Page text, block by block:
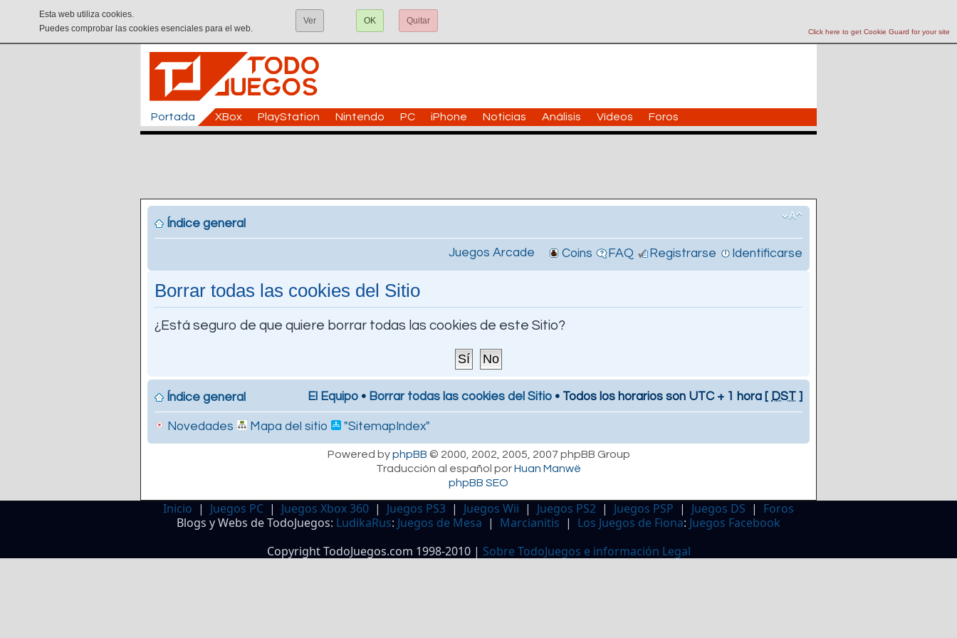
Click here to get Cookie Guard for your site
Esta web utiliza cookies.
Puedes comprobar las cookies esenciales para el web.
Ver OK Quitar
Portada XBox PlayStation Nintendo PC iPhone Noticias Análisis Vídeos Foros
Índice general
Juegos Arcade Coins FAQ Registrarse Identificarse
Borrar todas las cookies del Sitio
¿Está seguro de que quiere borrar todas las cookies de este Sitio?
Índice general El Equipo • Borrar todas las cookies del Sitio • Todos los horarios son UTC + 1 hora [ DST ]
Novedades Mapa del sitio "SitemapIndex"
Powered byphpBB © 2000, 2002, 2005, 2007 phpBB Group
Traducción al español porHuan Manwë
phpBB SEO
Inicio | Juegos PC | Juegos Xbox 360 | Juegos PS3 | Juegos Wii | Juegos PS2 | Juegos PSP | Juegos DS | Foros
Blogs y Webs de TodoJuegos: LudikaRus: Juegos de Mesa | Marcianitis | Los Juegos de Fiona: Juegos Facebook
Copyright TodoJuegos.com 1998-2010 | Sobre TodoJuegos e información Legal